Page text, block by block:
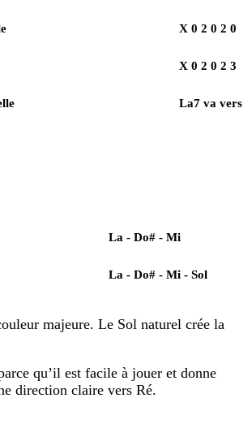
X 0 2 0 2 0
X 0 2 0 2 3
La7 va vers
La - Do# - Mi
La - Do# - Mi - Sol
majeure. Le Sol naturel crée la
qu’il est facile à jouer et donne
direction claire vers Ré.